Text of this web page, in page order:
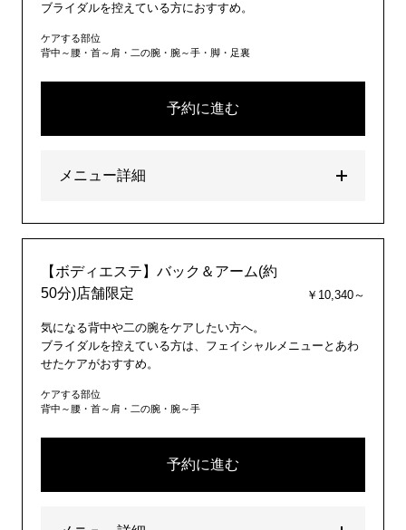
ブライダルを控えている方におすすめ。
ケアする部位
背中～腰・首～肩・二の腕・腕～手・脚・足裏
予約に進む
メニュー詳細
【ボディエステ】バック＆アーム(約
50分)店舗限定
￥10,340～
気になる背中や二の腕をケアしたい方へ。
ブライダルを控えている方は、フェイシャルメニューとあわ
せたケアがおすすめ。
ケアする部位
背中～腰・首～肩・二の腕・腕～手
予約に進む